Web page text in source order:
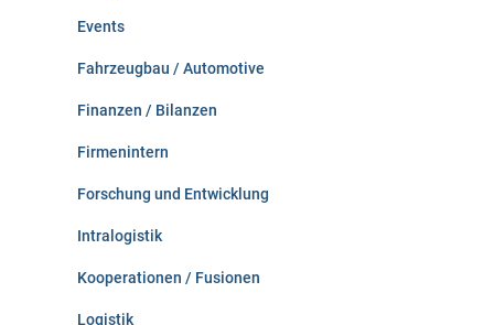
Events
Fahrzeugbau / Automotive
Finanzen / Bilanzen
Firmenintern
Forschung und Entwicklung
Intralogistik
Kooperationen / Fusionen
Logistik